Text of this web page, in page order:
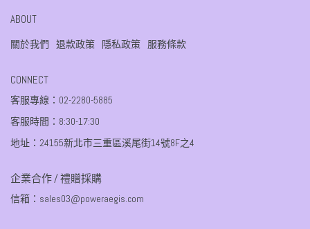
ABOUT
關於我們 退款政策 隱私政策 服務條款
CONNECT
客服專線：02-2280-5885
客服時間：8:30-17:30
地址：24155新北市三重區溪尾街14號8F之4
企業合作 / 禮贈採購
信箱：sales03@poweraegis.com